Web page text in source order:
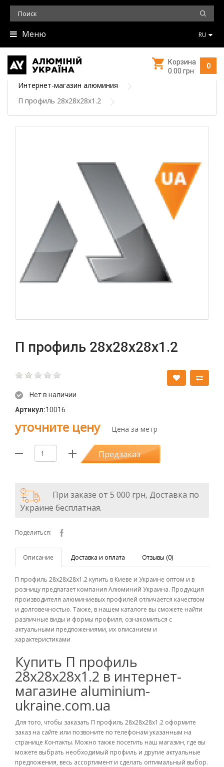
Меню RU
0
Корзина
0.00 грн
Интернет-магазин алюминия
П профиль 28х28х28х1.2
П профиль 28х28х28х1.2
Нет в наличии
Артикул:10016
уточните цену Цена за метр
Предзаказ
При заказе от 5 000 грн, Доставка по
Украине бесплатная.
Поделиться:
Описание Доставка и оплата Отзывы (0)
П профиль 28х28х28х1.2 купить в Киеве и Украине оптом и в
розницу предлагает компания Алюминий Украина. Продукция
производителя алюминиевых профилей отличается качеством
и долговечностью. Также, в нашем каталоге вы сможете найти
различные виды и формы профиля, ознакомиться с
актуальными предложениями, их описанием и
характеристиками
Купить П профиль
28х28х28х1.2 в интернет-
магазине aluminium-
ukraine.com.ua
Для того, чтобы заказать П профиль 28х28х28х1.2 оформите
заказ на сайте или позвоните по телефонам указанным на
странице Контакты. Можно также посетить наш магазин, где вы
можете выбрать необходимый профиль и другие актуальные
предложения, весь ассортимент и сделать оптимальный выбор.